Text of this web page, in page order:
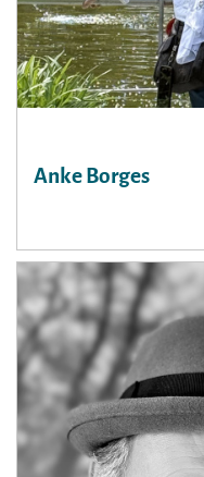
Anke Borges